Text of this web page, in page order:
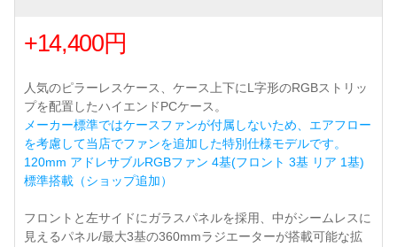
+14,400円
人気のピラーレスケース、ケース上下にL字形のRGBストリッ
プを配置したハイエンドPCケース。
メーカー標準ではケースファンが付属しないため、エアフロー
を考慮して当店でファンを追加した特別仕様モデルです。
120mm アドレサブルRGBファン 4基(フロント 3基 リア 1基)
標準搭載（ショップ追加）
フロントと左サイドにガラスパネルを採用、中がシームレスに
見えるパネル/最大3基の360mmラジエーターが搭載可能な拡